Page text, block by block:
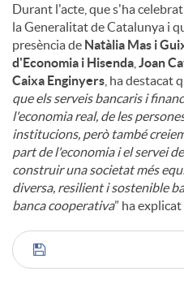
Durant l'acte, que s'ha
la Generalitat de Catalunya i
presència de Natàlia Mas i
d'Economia i Hisenda Joan
Caixa Enginyers , ha destacat
que els serveis bancaris i
l'economia real, de les
institucions, però també
part de l'economia i el servei
construir una societat més
diversa, resilient i sostenible
banca cooperativa” ha
C